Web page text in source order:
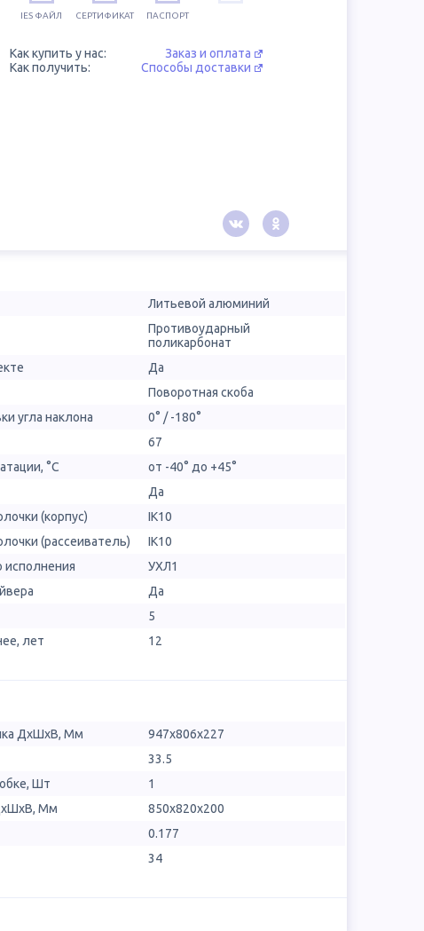
IES ФАЙЛ СЕРТИФИКАТ ПАСПОРТ
Как купить у нас:
Заказ и оплата
Как получить:
Способы доставки
Литьевой алюминий
Противоударный
поликарбонат
Да
Поворотная скоба
угла наклона
0° / -180°
67
°С
от -40° до +45°
Да
(корпус)
IK10
(рассеиватель)
IK10
исполнения
УХЛ1
Да
5
лет
12
ДхШхВ, Мм
947х806х227
33.5
Шт
1
Мм
850x820x200
0.177
34